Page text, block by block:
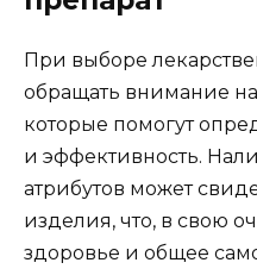
При выборе
обращать внимание
которые помогут
и эффективность.
атрибутов может
изделия, что, в свою
здоровье и общее